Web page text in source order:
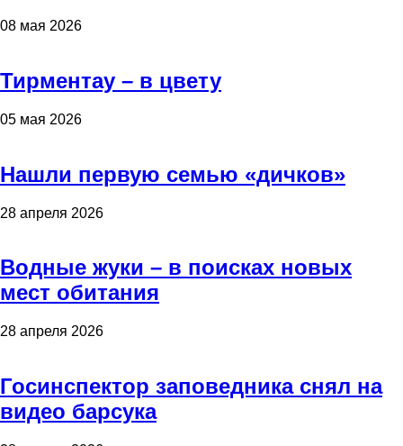
08 мая 2026
Тирментау – в цвету
05 мая 2026
Нашли первую семью «дичков»
28 апреля 2026
Водные жуки – в поисках новых
мест обитания
28 апреля 2026
Госинспектор заповедника снял на
видео барсука